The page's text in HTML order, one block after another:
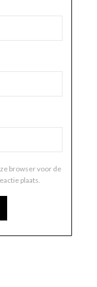
browser voor de
plaats.